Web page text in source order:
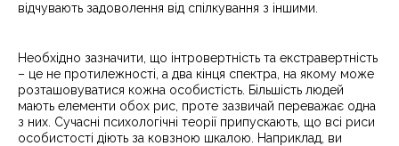
відчувають задоволення від спілкування з іншими.
Необхідно зазначити, що інтровертність та екстравертність
– це не протилежності, а два кінця спектра, на якому може
розташовуватися кожна особистість. Більшість людей
мають елементи обох рис, проте зазвичай переважає одна
з них. Сучасні психологічні теорії припускають, що всі риси
особистості діють за ковзною шкалою. Наприклад, ви